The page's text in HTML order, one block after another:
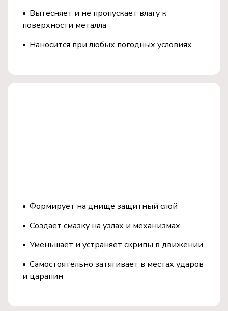
Вытесняет и не пропускает влагу к
поверхности металла
Наносится при любых погодных условиях
Формирует на днище защитный слой
Создает смазку на узлах и механизмах
Уменьшает и устраняет скрипы в движении
Самостоятельно затягивает в местах ударов
и царапин